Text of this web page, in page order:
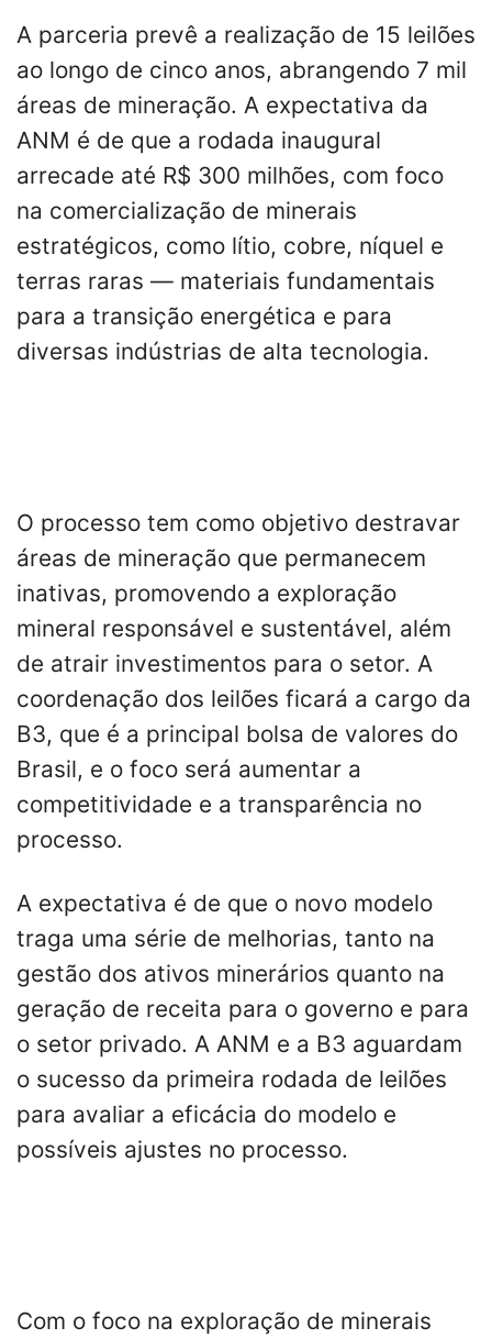
A parceria prevê a realização de 15 leilões
ao longo de cinco anos, abrangendo 7 mil
áreas de mineração. A expectativa da
ANM é de que a rodada inaugural
arrecade até R$ 300 milhões, com foco
na comercialização de minerais
estratégicos, como lítio, cobre, níquel e
terras raras — materiais fundamentais
para a transição energética e para
diversas indústrias de alta tecnologia.
O processo tem como objetivo destravar
áreas de mineração que permanecem
inativas, promovendo a exploração
mineral responsável e sustentável, além
de atrair investimentos para o setor. A
coordenação dos leilões ficará a cargo da
B3, que é a principal bolsa de valores do
Brasil, e o foco será aumentar a
competitividade e a transparência no
processo.
A expectativa é de que o novo modelo
traga uma série de melhorias, tanto na
gestão dos ativos minerários quanto na
geração de receita para o governo e para
o setor privado. A ANM e a B3 aguardam
o sucesso da primeira rodada de leilões
para avaliar a eficácia do modelo e
possíveis ajustes no processo.
Com o foco na exploração de minerais